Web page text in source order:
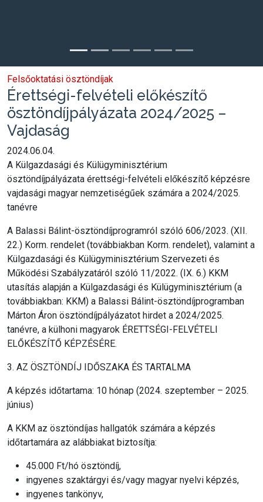
Felsőoktatási ösztöndíjak
Érettségi-felvételi előkészítő
ösztöndíjpályázata 2024/2025 –
Vajdaság
2024.06.04.
A Külgazdasági és Külügyminisztérium
ösztöndíjpályázata érettségi-felvételi előkészítő képzésre
vajdasági magyar nemzetiségűek számára a 2024/2025.
tanévre
A Balassi Bálint-ösztöndíjprogramról szóló 606/2023. (XII.
22.) Korm. rendelet (továbbiakban Korm. rendelet), valamint a
Külgazdasági és Külügyminisztérium Szervezeti és
Működési Szabályzatáról szóló 11/2022. (IX. 6.) KKM
utasítás alapján a Külgazdasági és Külügyminisztérium (a
továbbiakban: KKM) a Balassi Bálint-ösztöndíjprogramban
Márton Áron ösztöndíjpályázatot hirdet a 2024/2025.
tanévre, a külhoni magyarok ÉRETTSÉGI-FELVÉTELI
ELŐKÉSZÍTŐ KÉPZÉSÉRE.
3. AZ ÖSZTÖNDÍJ IDŐSZAKA ÉS TARTALMA
A képzés időtartama: 10 hónap (2024. szeptember – 2025.
június)
A KKM az ösztöndíjas hallgatók számára a képzés
időtartamára az alábbiakat biztosítja:
45.000 Ft/hó ösztöndíj,
ingyenes szaktárgyi és/vagy magyar nyelvi képzés,
ingyenes tankönyv,